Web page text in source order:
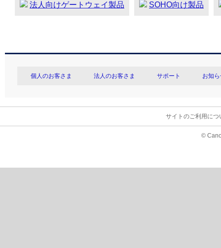
法人向けゲートウェイ製品 SOHO向け製品
個人のお客さま 法人のお客さま サポート お知
サイトのご利用につ
©